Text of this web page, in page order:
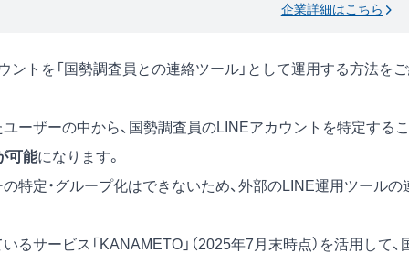
企業詳細はこちら
トを「国勢調査員との連絡ツール」として運用する方法を
ーザーの中から、国勢調査員のLINEアカウントを特定するこ
可能になります。
特定・グループ化はできないため、外部のLINE運用ツールの
サービス「KANAMETO」（2025年7月末時点）を活用して、